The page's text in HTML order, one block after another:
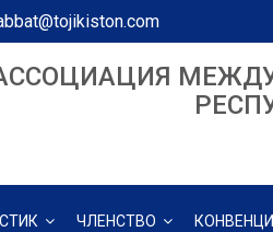
ЧЛЕНСТВО